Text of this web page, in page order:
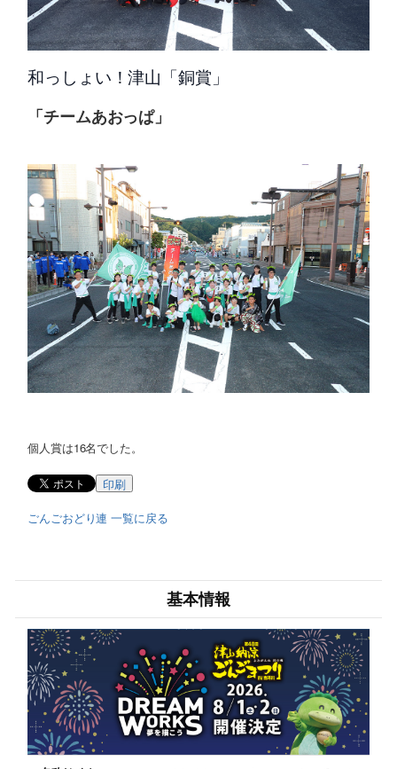
和っしょい！津山「銅賞」
「チームあおっぱ」
個人賞は16名でした。
印刷
ごんごおどり連 一覧に戻る
基本情報